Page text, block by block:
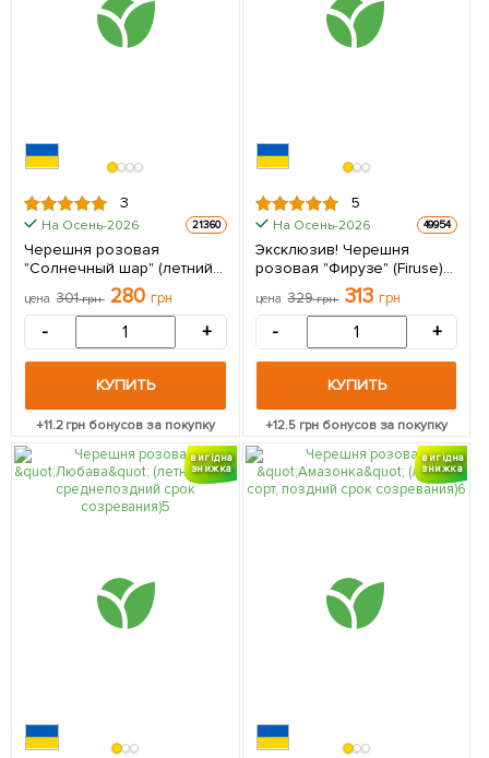
3
На Осень-2026 21360
Черешня розовая
"Солнечный шар" (летний
сорт, ранний срок
созревания) 1 саженец в
цена 301грн 280 грн
- +
КУПИТЬ
+11.2грн бонусов за покупку
5
На Осень-2026 49954
Эксклюзив! Черешня
розовая "Фирузе" (Firuse)
(премиальный сорт, дает
богатый урожай) 1 саженец
цена 329грн 313 грн
- +
КУПИТЬ
+12.5грн бонусов за покупку
вигідна
знижка
вигідна
знижка